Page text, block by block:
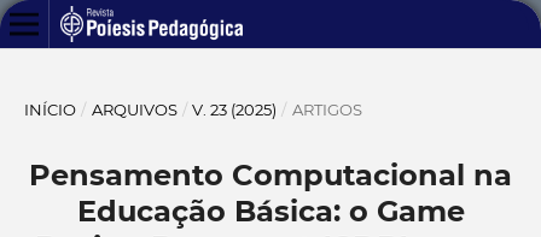
INÍCIO / ARQUIVOS / V. 23 (2025) / ARTIGOS
Pensamento Computacional na
Educação Básica: o Game